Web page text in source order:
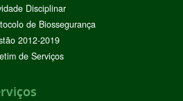
Disciplinar
de Biossegurança
2012-2019
de Serviços